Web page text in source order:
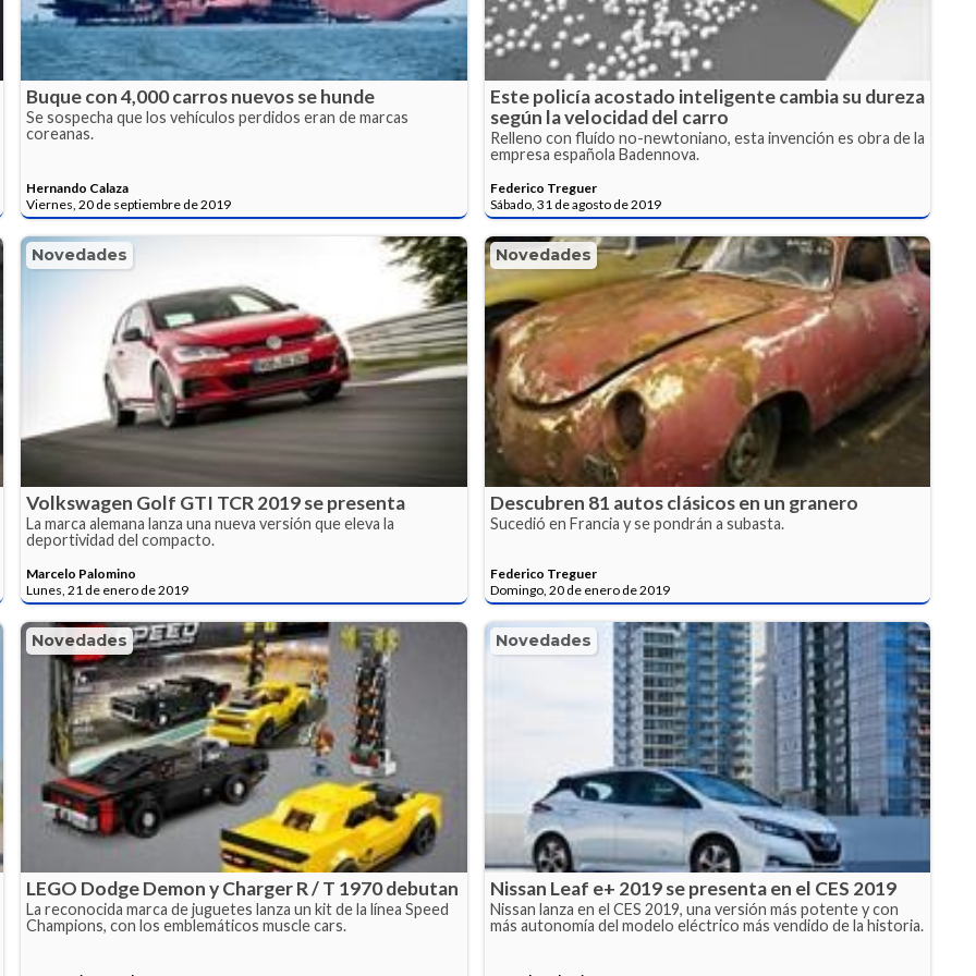
Buque con 4,000 carros nuevos se hunde
Se sospecha que los vehículos perdidos eran de marcas
coreanas.
Hernando Calaza
Viernes, 20 de septiembre de 2019
Este policía acostado inteligente cambia su dureza
según la velocidad del carro
Relleno con fluído no-newtoniano, esta invención es obra de la
empresa española Badennova.
Federico Treguer
Sábado, 31 de agosto de 2019
Novedades
Volkswagen Golf GTI TCR 2019 se presenta
La marca alemana lanza una nueva versión que eleva la
deportividad del compacto.
Marcelo Palomino
Lunes, 21 de enero de 2019
Novedades
Descubren 81 autos clásicos en un granero
Sucedió en Francia y se pondrán a subasta.
Federico Treguer
Domingo, 20 de enero de 2019
Novedades
LEGO Dodge Demon y Charger R / T 1970 debutan
La reconocida marca de juguetes lanza un kit de la línea Speed
Champions, con los emblemáticos muscle cars.
Novedades
Nissan Leaf e+ 2019 se presenta en el CES 2019
Nissan lanza en el CES 2019, una versión más potente y con
más autonomía del modelo eléctrico más vendido de la historia.